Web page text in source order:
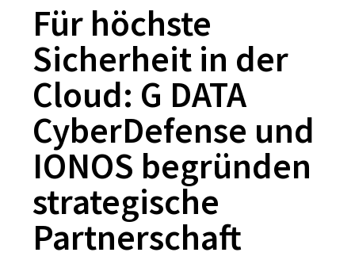
Für höchste
Sicherheit in der
Cloud: G DATA
CyberDefense und
IONOS begründen
strategische
Partnerschaft